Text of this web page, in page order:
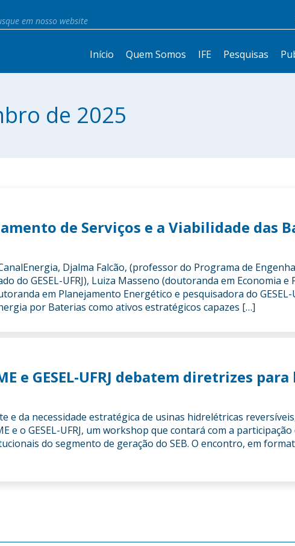
Início Quem Somos IFE Pesquisas
de 2025
de Serviços e a Viabilidade das
Djalma Falcão, (professor do Programa de
do GESEL-UFRJ), Luiza Masseno (doutoranda em Economia
em Planejamento Energético e pesquisadora do GESEL-
por Baterias como ativos estratégicos capazes […]
e GESEL-UFRJ debatem diretrizes
e da necessidade estratégica de usinas hidrelétricas
e o GESEL-UFRJ, um workshop que contará com a
do segmento de geração do SEB. O encontro, em